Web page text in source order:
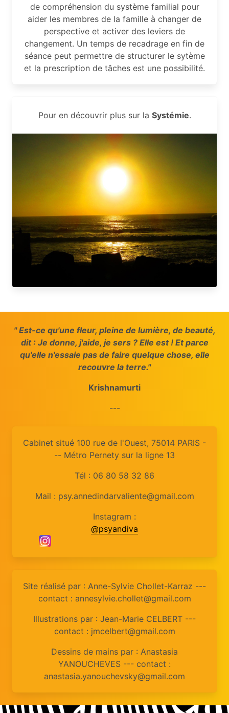
de compréhension du système familial pour
aider les membres de la famille à changer de
perspective et activer des leviers de
changement. Un temps de recadrage en fin de
séance peut permettre de structurer le sytème
et la prescription de tâches est une possibilité.
Pour en découvrir plus sur la Systémie.
" Est-ce qu'une fleur, pleine de lumière, de beauté,
dit : Je donne, j'aide, je sers ? Elle est ! Et parce
qu'elle n'essaie pas de faire quelque chose, elle
recouvre la terre."
Krishnamurti
---
Cabinet situé 100 rue de l'Ouest, 75014 PARIS -
-- Métro Pernety sur la ligne 13
Tél : 06 80 58 32 86
Mail : psy.annedindarvaliente@gmail.com
Instagram :
@psyandiva
Site réalisé par : Anne-Sylvie Chollet-Karraz ---
contact : annesylvie.chollet@gmail.com
Illustrations par : Jean-Marie CELBERT ---
contact : jmcelbert@gmail.com
Dessins de mains par : Anastasia
YANOUCHEVES --- contact :
anastasia.yanouchevsky@gmail.com